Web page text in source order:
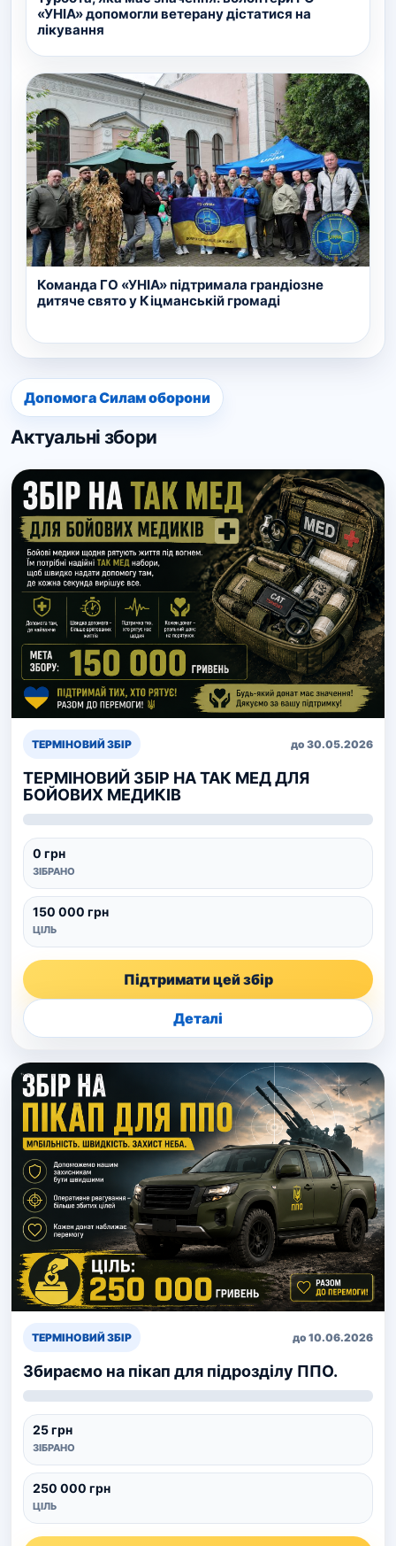
«УНІА» допомогли ветерану дістатися на
лікування
Команда ГО «УНІА» підтримала грандіозне
дитяче свято у Кіцманській громаді
Допомога Силам оборони
Актуальні збори
ТЕРМІНОВИЙ ЗБІР до 30.05.2026
ТЕРМІНОВИЙ ЗБІР НА ТАК МЕД ДЛЯ
БОЙОВИХ МЕДИКІВ
0 грн
ЗІБРАНО
150 000 грн
ЦІЛЬ
Підтримати цей збір
Деталі
ТЕРМІНОВИЙ ЗБІР до 10.06.2026
Збираємо на пікап для підрозділу ППО.
25 грн
ЗІБРАНО
250 000 грн
ЦІЛЬ